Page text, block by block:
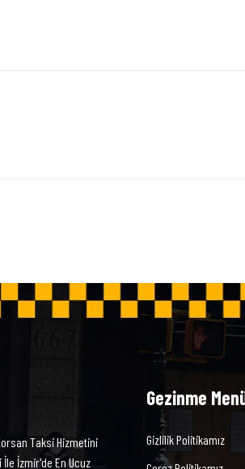
Taksi Hizmetini
İle İzmir'de En Ucuz
Gezinme
Gizlilik Politikamız